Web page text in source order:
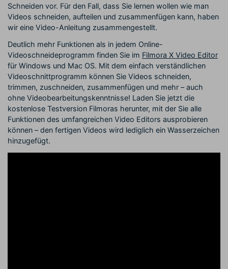
Blog
Schneiden vor. Für den Fall, dass Sie lernen wollen wie man
Videos schneiden, aufteilen und zusammenfügen kann, haben
wir eine Video-Anleitung zusammengestellt.
Deutlich mehr Funktionen als in jedem Online-
Videoschneideprogramm finden Sie im Filmora X Video Editor
für Windows und Mac OS. Mit dem einfach verständlichen
Videoschnittprogramm können Sie Videos schneiden,
trimmen, zuschneiden, zusammenfügen und mehr – auch
ohne Videobearbeitungskenntnisse! Laden Sie jetzt die
kostenlose Testversion Filmoras herunter, mit der Sie alle
Funktionen des umfangreichen Video Editors ausprobieren
können – den fertigen Videos wird lediglich ein Wasserzeichen
hinzugefügt.